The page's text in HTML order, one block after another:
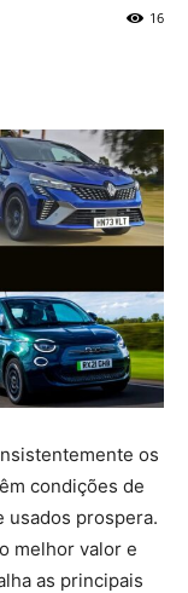
16
os
condições de
usados prospera.
melhor valor e
as principais